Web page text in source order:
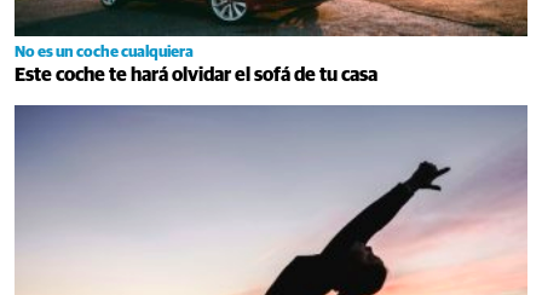
No es un coche cualquiera
Este coche te hará olvidar el sofá de tu casa